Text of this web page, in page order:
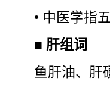
• 中医学指
■ 肝组词
鱼肝油、肝